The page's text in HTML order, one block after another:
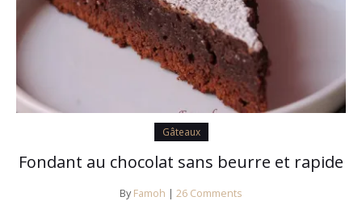
Gâteaux
Fondant au chocolat sans beurre et rapide
By Famoh | 26 Comments